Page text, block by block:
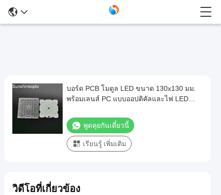
บอร์ด
PCB
โมดูล
LED
พร้อม
บอร์ด PCB โมดูล LED ขนาด 130x130 มม.
พร้อมเลนส์ PC แบบออปติคัลและไฟ LED
พูดคุยกันเดี๋ยวนี้
เรียนรู้ เพิ่มเติม
วิดีโอที่เกี่ยวข้อง